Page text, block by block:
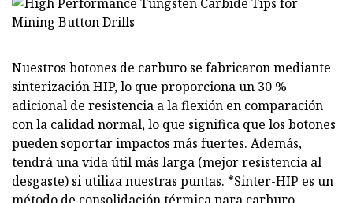
Nuestros botones de carburo se fabricaron mediante
sinterización HIP, lo que proporciona un 30 %
adicional de resistencia a la flexión en comparación
con la calidad normal, lo que significa que los botones
pueden soportar impactos más fuertes. Además,
tendrá una vida útil más larga (mejor resistencia al
desgaste) si utiliza nuestras puntas. *Sinter-HIP es un